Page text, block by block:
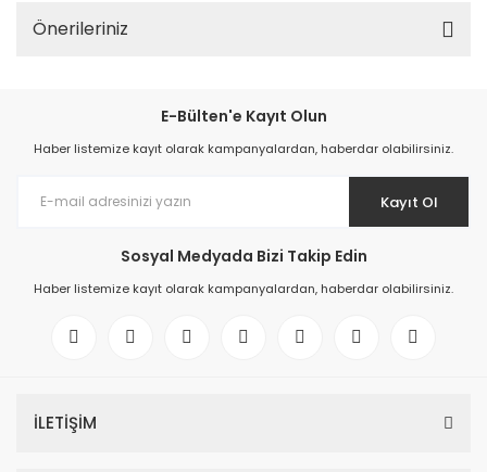
Önerileriniz
E-Bülten'e Kayıt Olun
Haber listemize kayıt olarak kampanyalardan, haberdar olabilirsiniz.
Kayıt Ol
Sosyal Medyada Bizi Takip Edin
Haber listemize kayıt olarak kampanyalardan, haberdar olabilirsiniz.
İLETİŞİM